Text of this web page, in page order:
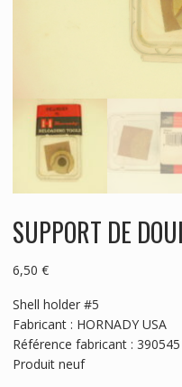
SUPPORT DE
6,50 €
Shell holder #5
Fabricant : HORNADY USA
Référence fabricant : 390545
Produit neuf